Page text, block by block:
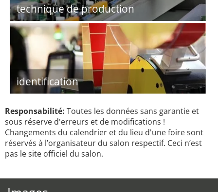
technique de production
identification
Responsabilité: Toutes les données sans garantie et
sous réserve d'erreurs et de modifications !
Changements du calendrier et du lieu d'une foire sont
réservés à l’organisateur du salon respectif. Ceci n’est
pas le site officiel du salon.